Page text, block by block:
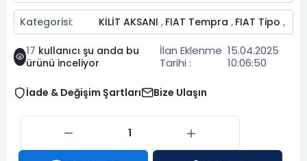
Kategorisi: KİLİT AKSANI , FIAT Tempra , FIAT Tipo ,
17 kullanıcı şu anda bu
ürünü inceliyor
İlan Eklenme
Tarihi :
15.04.2025
10:06:50
İade & Değişim Şartları Bize Ulaşın